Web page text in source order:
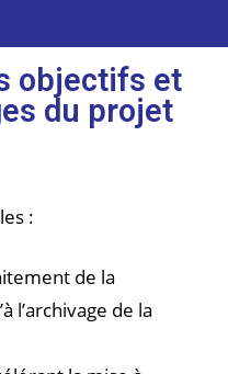
objectifs et
du projet
:
de la
l’archivage de la